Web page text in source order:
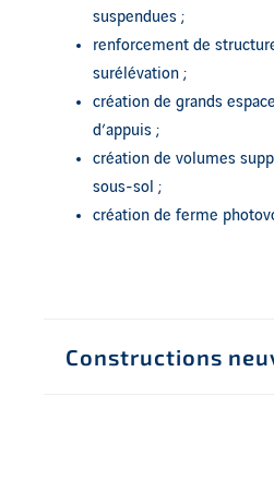
suspendues ;
renforcement de
surélévation ;
création de grands
d’appuis ;
création de volumes
sous-sol ;
création de ferme
Constructions